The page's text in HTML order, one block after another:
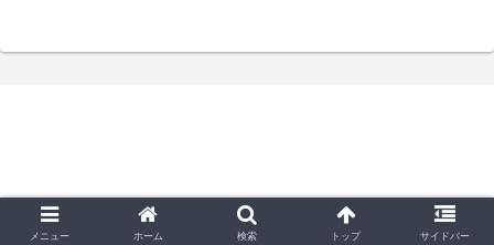
© 2006 ブレ５５のアメ車奮闘記.
メニュー ホーム 検索 トップ サイドバー